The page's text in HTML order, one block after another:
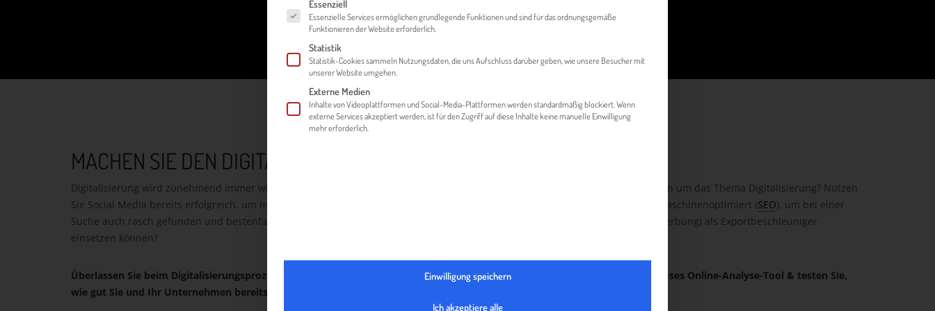
HOME
MACHEN SIE DEN DIGITALISIERUNGS FIT CHECK…
Digitalisierung wird zunehmend immer wichtiger, um international erfolgreich zu sein. Doch wie steht es in Ihrem Unternehmen um das Thema Digitalisierung? Nutzen
Sie Social Media bereits erfolgreich, um mit Ihren Kunden in Kontakt zu bleiben? Haben Sie Ihre Website-Inhalte bereits suchmaschinenoptimiert (SEO), um bei einer
Suche auch rasch gefunden und bestenfalls auf der ersten Seite gelistet zu werden? Wissen Sie, wie Sie
(Suchmaschinenwerbung) als Exportbeschleuniger
einsetzen können?
Überlassen Sie beim Digitalisierungsprozess für den Markteintritt oder -ausbau nichts dem Zufall! Nutzen Sie unser kostenloses Online-Analyse-Tool & testen Sie,
wie gut Sie und Ihr Unternehmen bereits auf dieses Vorhaben vorbereitet sind.
Essenziell
Essenzielle Services ermöglichen grundlegende Funktionen und sind für das ordnungsgemäße
Funktionieren der Website erforderlich.
Statistik
Statistik-Cookies sammeln Nutzungsdaten, die uns Aufschluss darüber geben, wie unsere Besucher mit
unserer Website umgehen.
Externe Medien
Inhalte von Videoplattformen und Social-Media-Plattformen werden standardmäßig blockiert. Wenn
externe Services akzeptiert werden, ist für den Zugriff auf diese Inhalte keine manuelle Einwilligung
mehr erforderlich.
Einwilligung speichern
Ich akzeptiere alle